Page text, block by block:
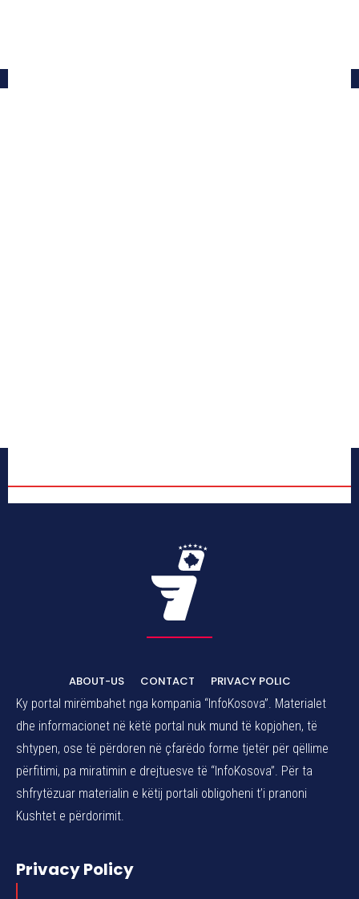
ABOUT-US CONTACT
PRIVACY POLIC
Ky portal mirëmbahet nga kompania “InfoKosova”. Materialet
dhe informacionet në këtë portal nuk mund të kopjohen, të
shtypen, ose të përdoren në çfarëdo forme tjetër për qëllime
përfitimi, pa miratimin e drejtuesve të “InfoKosova”. Për ta
shfrytëzuar materialin e këtij portali obligoheni t’i pranoni
Kushtet e përdorimit.
Privacy Policy